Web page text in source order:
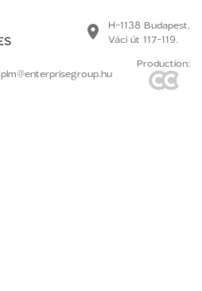
H-1138 Budapest,
Váci út 117-119.
plm@enterprisegroup.hu
Production: